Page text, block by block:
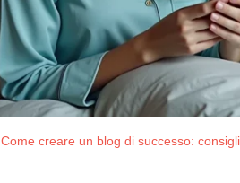
Come creare un blog di successo: